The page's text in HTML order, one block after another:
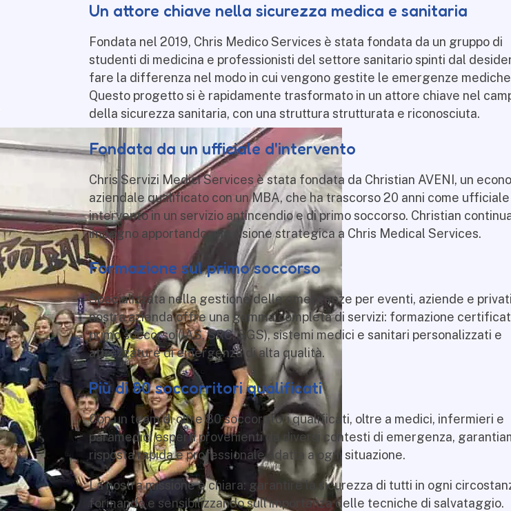
Un attore chiave nella sicurezza medica e sanitaria
Fondata nel 2019, Chris MedicoServices è stata fondata da un gruppo di
studenti di medicina e professionisti del settore sanitario spinti dal
fare la differenza nel modo in cui vengono gestite le emergenze
Questo progetto si è rapidamente trasformato in un attore chiave nel
della sicurezza sanitaria, con una struttura strutturata e riconosciuta.
Fondata da un ufficiale d'intervento
ChrisServizi MediciServices è stata fondata da Christian AVENI, un
aziendale qualificato con un MBA, che ha trascorso 20 anni come
intervento in un servizio antincendio e di primo soccorso. Christian
impegno apportando una visione strategica a Chris Medical Services.
Formazione sul primo soccorso
Specializzata nella gestione delle emergenze per eventi, aziende e
nostra azienda offre una gamma completa di servizi: formazione
primo soccorso (IAS, SRC, SGS), sistemi medici e sanitari personalizzati e
attrezzature di emergenza di alta qualità.
Più di 80 soccorritori qualificati
Con un team di oltre 80 soccorritori qualificati, oltre a medici, infermieri e
paramedici esperti provenienti da diversi contesti di emergenza,
risposta rapida e professionale adatta a ogni situazione.
La nostra missione è chiara: garantire la sicurezza di tutti in ogni
formando e sensibilizzando sull’importanza delle tecniche di salvataggio.